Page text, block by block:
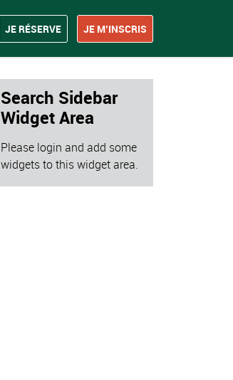
JE RÉSERVE JE M’INSCRIS
Search Sidebar
Widget Area
Please login and add some
widgets to this widget area.